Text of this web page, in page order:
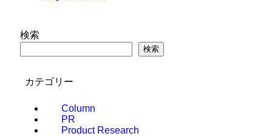
検索
検索
カテゴリー
Column
PR
Product Research